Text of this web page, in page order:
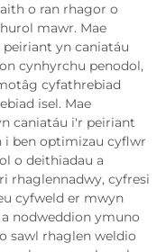
o ran rhagor o
mawr. Mae
yn caniatáu
cynhyrchu penodol,
cyfathrebiad
isel. Mae
caniatáu i'r peiriant
ben optimizau cyflwr
o deithiadau a
rhaglennadwy, cyfresi
cyfweld er mwyn
nodweddion ymuno
sawl rhaglen weldio